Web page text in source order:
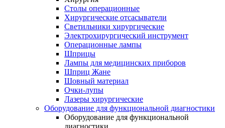
Столы операционные
Хирургические отсасыватели
Светильники хирургические
Электрохирургический инструмент
Операционные лампы
Шприцы
Лампы для медицинских приборов
Шприц Жане
Шовный материал
Очки-лупы
Лазеры хирургические
Оборудование для функциональной диагностики
Оборудование для функциональной
диагностики